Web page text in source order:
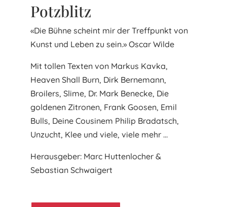
Potzblitz
«Die Bühne scheint mir der Treffpunkt von
Kunst und Leben zu sein.» Oscar Wilde
Mit tollen Texten von Markus Kavka,
Heaven Shall Burn, Dirk Bernemann,
Broilers, Slime, Dr. Mark Benecke, Die
goldenen Zitronen, Frank Goosen, Emil
Bulls, Deine Cousinem Philip Bradatsch,
Unzucht, Klee und viele, viele mehr …
Herausgeber: Marc Huttenlocher &
Sebastian Schwaigert